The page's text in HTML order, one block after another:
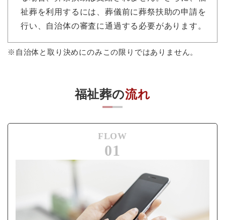
祉葬を利用するには、葬儀前に葬祭扶助の申請を
行い、自治体の審査に通過する必要があります。
※自治体と取り決めにのみこの限りではありません。
福祉葬の流れ
FLOW
01